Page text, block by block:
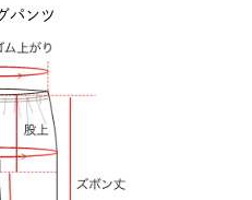
パンツ